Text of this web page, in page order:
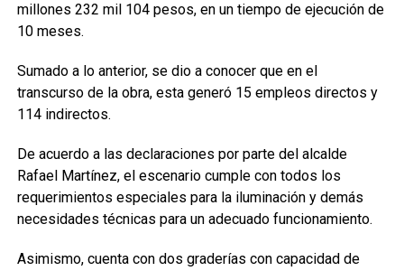
millones 232 mil 104 pesos, en un tiempo de ejecución de
10 meses.
Sumado a lo anterior, se dio a conocer que en el
transcurso de la obra, esta generó 15 empleos directos y
114 indirectos.
De acuerdo a las declaraciones por parte del alcalde
Rafael Martínez, el escenario cumple con todos los
requerimientos especiales para la iluminación y demás
necesidades técnicas para un adecuado funcionamiento.
Asimismo, cuenta con dos graderías con capacidad de